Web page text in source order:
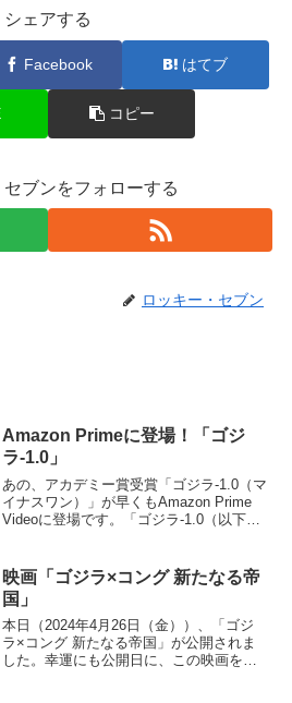
シェアする
Facebook はてブ
コピー
セブンをフォローする
ロッキー・セブン
Amazon Primeに登場！「ゴジ
ラ-1.0」
あの、アカデミー賞受賞「ゴジラ-1.0（マ
イナスワン）」が早くもAmazon Prime
Videoに登場です。「ゴジラ-1.0（以下本
も非常に見応えがあります。主演の...
映画「ゴジラ×コング 新たなる帝
国」
本日（2024年4月26日（金））、「ゴジ
ラ×コング 新たなる帝国」が公開されま
した。幸運にも公開日に、この映画を観